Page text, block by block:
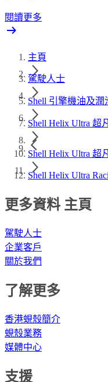
閱讀更多
主頁
駕駛人士
Shell 引擎機油及潤
Shell Helix Ultra 超
Shell Helix Ultra 超
Shell Helix Ultra
更多資料 主頁
駕駛人士
企業客戶
關於我們
了解更多
香港蜆殼簡介
蜆殼業務
媒體中心
支援